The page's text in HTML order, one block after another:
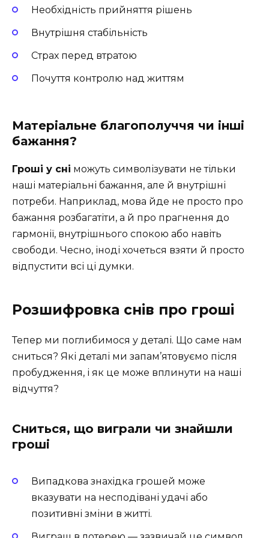
Необхідність прийняття рішень
Внутрішня стабільність
Страх перед втратою
Почуття контролю над життям
Матеріальне благополуччя чи інші
бажання?
Гроші у сні можуть символізувати не тільки
наші матеріальні бажання, але й внутрішні
потреби. Наприклад, мова йде не просто про
бажання розбагатіти, а й про прагнення до
гармонії, внутрішнього спокою або навіть
свободи. Чесно, іноді хочеться взяти й просто
відпустити всі ці думки.
Розшифровка снів про гроші
Тепер ми поглибимося у деталі. Що саме нам
сниться? Які деталі ми запам’ятовуємо після
пробудження, і як це може вплинути на наші
відчуття?
Сниться, що виграли чи знайшли
гроші
Випадкова знахідка грошей може
вказувати на несподівані удачі або
позитивні зміни в житті.